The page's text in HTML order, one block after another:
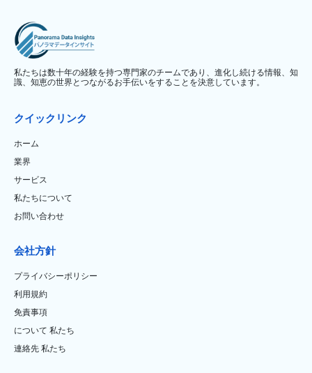
私たちは数十年の経験を持つ専門家のチームであり、進化し続ける情報、知
識、知恵の世界とつながるお手伝いをすることを決意しています。
クイックリンク
ホーム
業界
サービス
私たちについて
お問い合わせ
会社方針
プライバシーポリシー
利用規約
免責事項
について 私たち
連絡先 私たち